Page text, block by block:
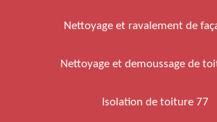
Nettoyage et ravalement de
Nettoyage et demoussage de
Isolation de toiture 77